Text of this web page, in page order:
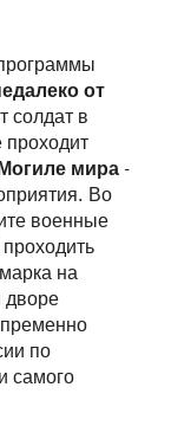
от
солдат в
проходит
мира -
Во
военные
на
дворе
по
самого